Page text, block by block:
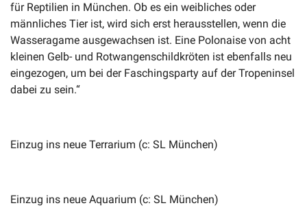
für Reptilien in München. Ob es ein weibliches oder
männliches Tier ist, wird sich erst herausstellen, wenn die
Wasseragame ausgewachsen ist. Eine Polonaise von acht
kleinen Gelb- und Rotwangenschildkröten ist ebenfalls neu
eingezogen, um bei der Faschingsparty auf der Tropeninsel
dabei zu sein.“
Einzug ins neue Terrarium (c: SL München)
Einzug ins neue Aquarium (c: SL München)